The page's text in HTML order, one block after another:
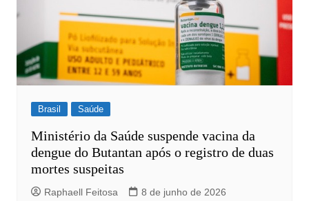
Brasil Saúde
Ministério da Saúde suspende vacina da
dengue do Butantan após o registro de duas
mortes suspeitas
Raphaell Feitosa 8 de junho de 2026